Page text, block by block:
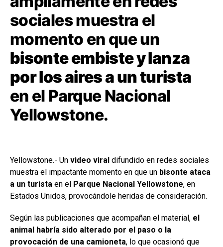
sociales muestra el
momento en que un
bisonte embiste y lanza
por los aires a un turista
en el Parque Nacional
Yellowstone.
Yellowstone.- Un video viral difundido en redes sociales
muestra el impactante momento en que un bisonte ataca
a un turista en el Parque Nacional Yellowstone, en
Estados Unidos, provocándole heridas de consideración.
Según las publicaciones que acompañan el material, el
animal habría sido alterado por el paso o la
provocación de una camioneta, lo que ocasionó que